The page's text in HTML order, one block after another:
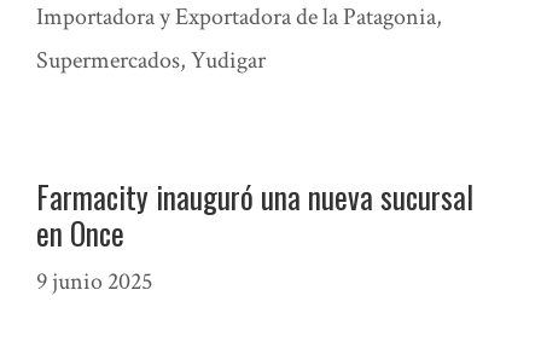
Importadora y Exportadora de la Patagonia,
Supermercados,Yudigar
Farmacity inauguró una nueva sucursal
en Once
9 junio 2025